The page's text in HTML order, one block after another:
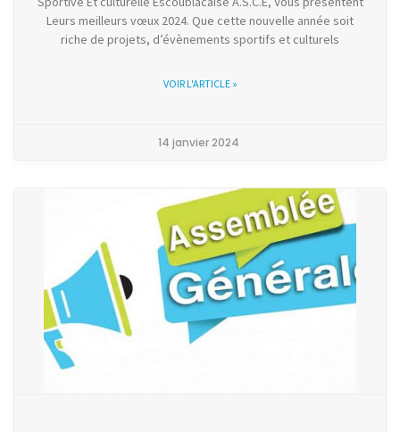
Leurs meilleurs vœux 2024. Que cette nouvelle année soit
riche de projets, d’évènements sportifs et culturels
VOIR L'ARTICLE »
14 janvier 2024